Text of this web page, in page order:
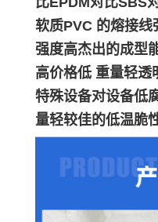
软质PVC 的熔接线
强度高杰出的成型
高价格低 重量轻透
特殊设备对设备低
量轻较佳的低温脆